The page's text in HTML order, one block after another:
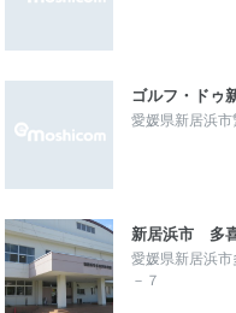
ゴルフ・ドゥ
愛媛県新居浜市
新居浜市 多
愛媛県新居浜市
－７